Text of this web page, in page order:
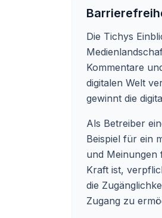
Die Tichys
Kommentare
digitalen Welt
gewinnt die
Als Betreiber
Beispiel für ein
und Meinungen
Kraft ist,
die
Zugang zu